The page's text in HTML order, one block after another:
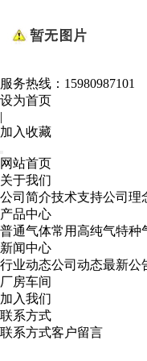
服务热线： 15980987101
设为首页
|
加入收藏
网站首页
关于我们
公司简介技术支持公司理
产品中心
普通气体常用高纯气特种
新闻中心
行业动态公司动态最新公
厂房车间
加入我们
联系方式
联系方式客户留言